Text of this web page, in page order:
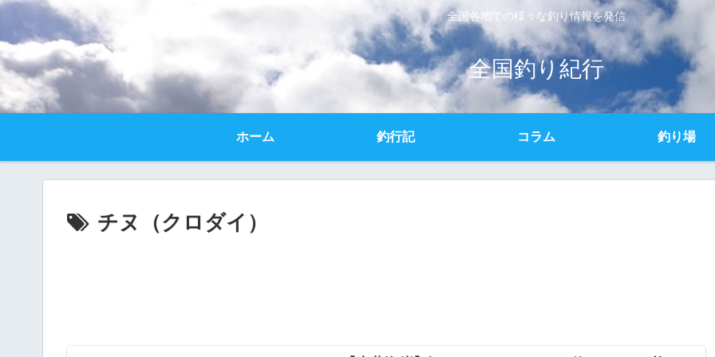
全国各地での様々な釣り情報を発信
全国釣り紀行
ホーム 釣行記 コラム 釣り場
チヌ（クロダイ）